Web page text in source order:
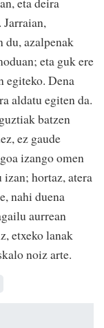
du, azalpenak
eta guk ere
egiteko. Dena
aldatu egiten da.
batzen
ez gaude
izango omen
hortaz, atera
nahi duena
aurrean
etxeko lanak
noiz arte.